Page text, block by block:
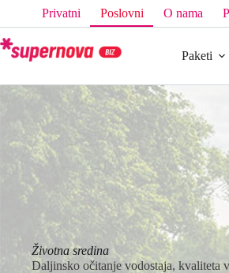
Privatni Poslovni O nama
Paketi
Životna sredina
Daljinsko očitanje vodostaja, kvaliteta